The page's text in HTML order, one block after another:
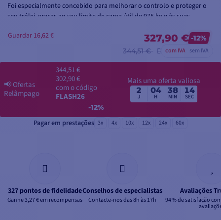
Foi especialmente concebido para melhorar o controlo e proteger o
seu trólei, graças ao seu limite de carga útil de 975 kg e às suas
327,90 € -12%
344,51 €
com IVA sem IVA
Guardar 16,62 €
📢Ofertas
Relâmpago
344,51 €
302,90 €
com o código
FLASH26
-12%
Mais uma oferta valiosa
2
J
04
H
38
MIN
14
SEC
Pagar em prestações 3x 4x 10x 12x 24x 60x
327 pontos de fidelidade
Ganhe 3,27 € em recompensas
Conselhos de especialistas
Contacte-nos das 8h às 17h
Avaliações
94 % de satisfação